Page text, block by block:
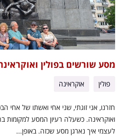
מסע שורשים בפולין
פולין אוקראינה
חזרנו, אני זוגתי, שני אחי ואשתו של אחי
ואוקראינה. כשעלה רעיון המסע למקומות
לעצמי איך נארגן מסע שכזה. באופן...